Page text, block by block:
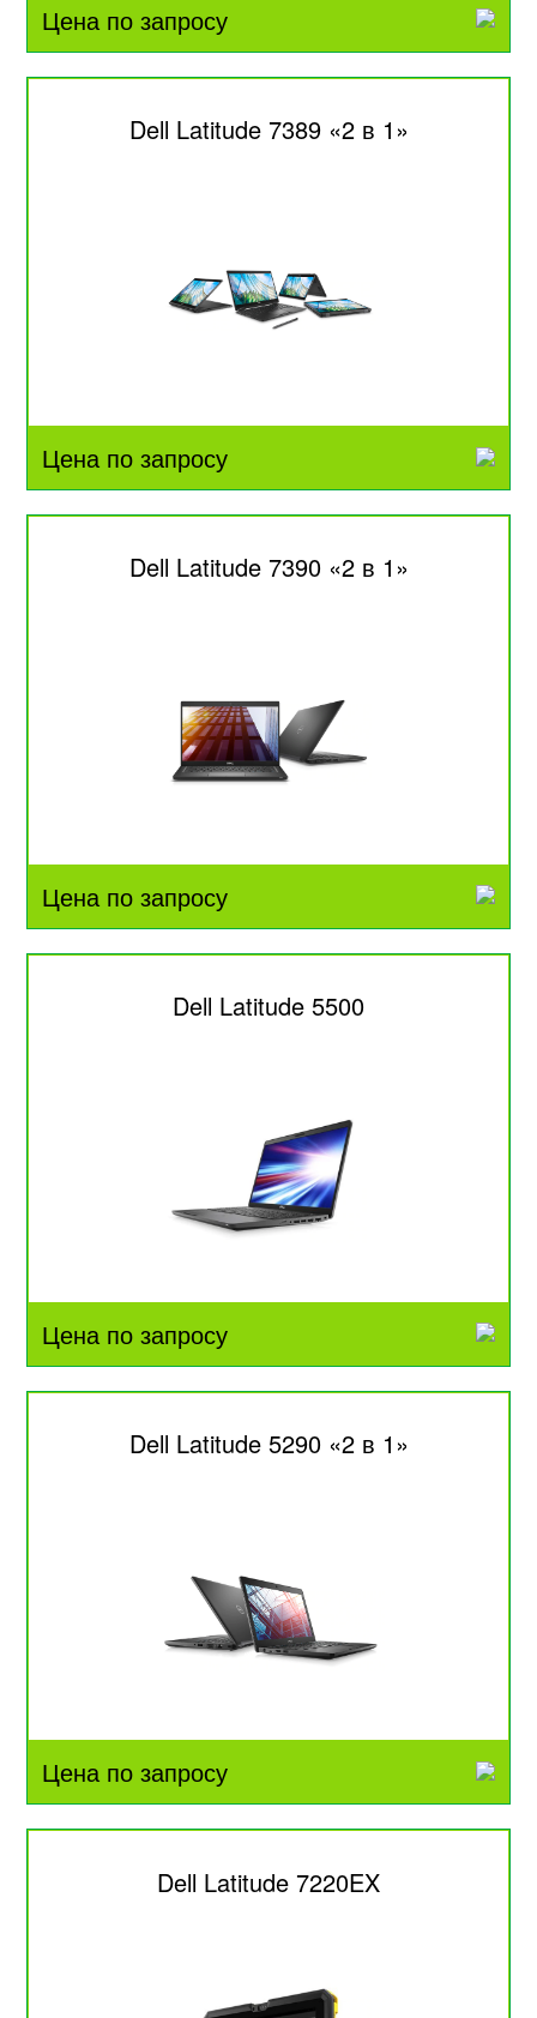
Цена по запросу
Dell Latitude 7389 «2 в 1»
Цена по запросу
Dell Latitude 7390 «2 в 1»
Цена по запросу
Dell Latitude 5500
Цена по запросу
Dell Latitude 5290 «2 в 1»
Цена по запросу
Dell Latitude 7220EX